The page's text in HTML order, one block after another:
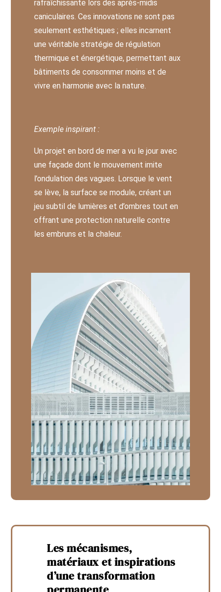
rafraîchissante lors des après-midis
caniculaires. Ces innovations ne sont pas
seulement esthétiques ; elles incarnent
une véritable stratégie de régulation
thermique et énergétique, permettant aux
bâtiments de consommer moins et de
vivre en harmonie avec la nature.
Exemple inspirant :
Un projet en bord de mer a vu le jour avec
une façade dont le mouvement imite
l’ondulation des vagues. Lorsque le vent
se lève, la surface se module, créant un
jeu subtil de lumières et d’ombres tout en
offrant une protection naturelle contre
les embruns et la chaleur.
Les mécanismes,
matériaux et inspirations
d’une transformation